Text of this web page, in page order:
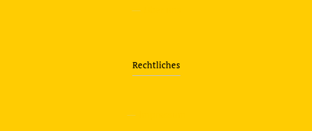
—
Rechtliches
—